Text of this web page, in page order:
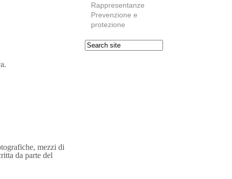
mezzi di
da parte del
Rappresentanze
Prevenzione e
protezione